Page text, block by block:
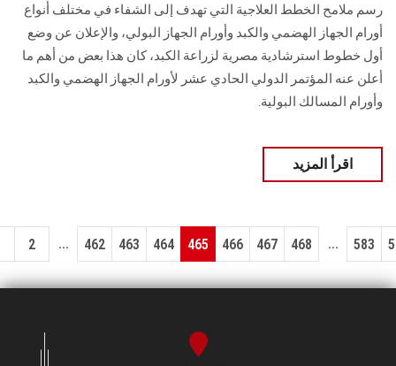
رسم ملامح الخطط العلاجية التي تهدف إلى الشفاء في مختلف أنواع
أورام الجهاز الهضمي والكبد وأورام الجهاز البولي، والإعلان عن وضع
أول خطوط استرشادية مصرية لزراعة الكبد، كان هذا بعض من أهم ما
أعلن عنه المؤتمر الدولي الحادي عشر لأورام الجهاز الهضمي والكبد
وأورام المسالك البولية.
اقرأ المزيد
2 ... 462 463 464 465 466 467 468 ... 583